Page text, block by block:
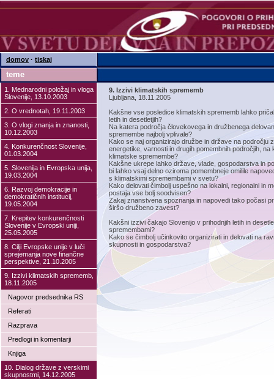
domov · tiskaj
teme
1. Mednarodni položaj in vloga
Slovenije, 13.10.2003
2. O vrednotah, 19.11.2003
3. O vlogi znanja in znanosti,
10.12.2003
4. Konkurenčnost Slovenije,
01.03.2004
5. Slovenija in Evropska unija,
19.03.2004
6. Razvoj demokracije in
demokratičnih institucij,
19.05.2004
7. Krepitev konkurenčnosti
Slovenije v Evropski uniji,
25.05.2005
8. Cilji Evropske unije v luči
sprejemanja nove finančne
perspektive, 21.10.2005
9. Izzivi klimatskih sprememb,
18.11.2005
Nagovor predsednika RS
Referati
Razprava
Predlogi in komentarji
Knjiga
10. Dialog države z verskimi
skupnostmi, 14.12.2005
9. Izzivi klimatskih sprememb
Ljubljana, 18.11.2005
Kakšne vse posledice klimatskih sprememb lahko
letih in desetletjih?
Na katera področja človekovega in družbenega
spremembe najbolj vplivale?
Kako se naj organizirajo družbe in države na področju
energetike, varnosti in drugih pomembnih področjih, na
klimatske spremembe?
Kakšne ukrepe lahko države, vlade, gospodarstva in
bi lahko vsaj delno oziroma pomembneje omilile
s klimatskimi spremembami v svetu?
Kako delovati čimbolj uspešno na lokalni, regionalni in
postaja vse bolj soodvisen?
Zakaj znanstvena spoznanja in napovedi tako počasi
širšo družbeno zavest?
Kakšni izzivi čakajo Slovenijo v prihodnjih letih in
spremembami?
Kako se čimbolj učinkovito organizirati in delovati na
skupnosti in gospodarstva?